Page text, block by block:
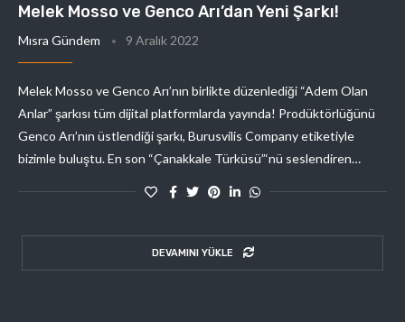
Melek Mosso ve Genco Arı’dan Yeni Şarkı!
Mısra Gündem 9 Aralık 2022
Melek Mosso ve Genco Arı’nın birlikte düzenlediği “Adem Olan
Anlar” şarkısı tüm dijital platformlarda yayında! Prodüktörlüğünü
Genco Arı’nın üstlendiği şarkı, Burusvilis Company etiketiyle
bizimle buluştu. En son “Çanakkale Türküsü”‘nü seslendiren…
DEVAMINI YÜKLE